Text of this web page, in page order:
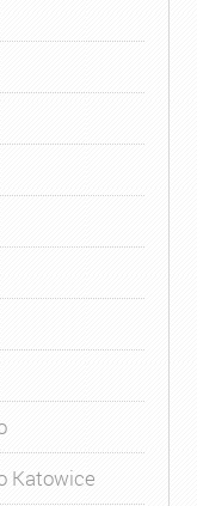
Katowice